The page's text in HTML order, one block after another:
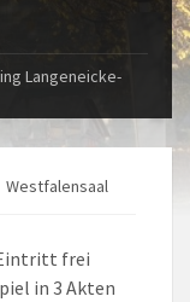
Langeneicke-
Westfalensaal
frei
in 3 Akten